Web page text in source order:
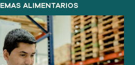
ALIMENTARIOS